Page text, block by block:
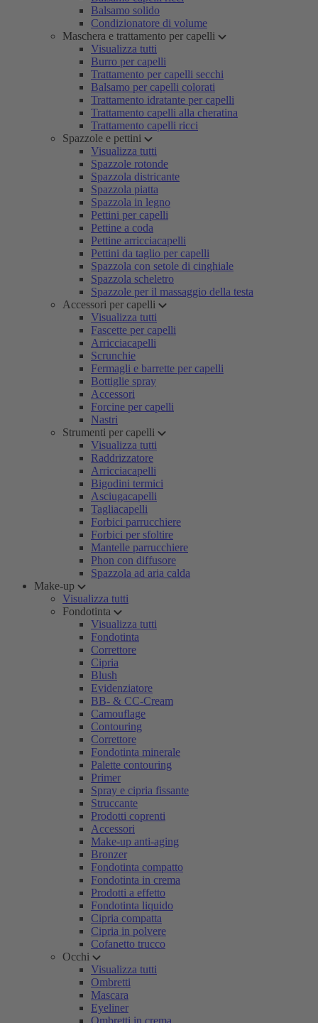
Balsamo solido
Condizionatore di volume
Maschera e trattamento per capelli
Visualizza tutti
Burro per capelli
Trattamento per capelli secchi
Balsamo per capelli colorati
Trattamento idratante per capelli
Trattamento capelli alla cheratina
Trattamento capelli ricci
Spazzole e pettini
Visualizza tutti
Spazzole rotonde
Spazzola districante
Spazzola piatta
Spazzola in legno
Pettini per capelli
Pettine a coda
Pettine arricciacapelli
Pettini da taglio per capelli
Spazzola con setole di cinghiale
Spazzola scheletro
Spazzole per il massaggio della testa
Accessori per capelli
Visualizza tutti
Fascette per capelli
Arricciacapelli
Scrunchie
Fermagli e barrette per capelli
Bottiglie spray
Accessori
Forcine per capelli
Nastri
Strumenti per capelli
Visualizza tutti
Raddrizzatore
Arricciacapelli
Bigodini termici
Asciugacapelli
Tagliacapelli
Forbici parrucchiere
Forbici per sfoltire
Mantelle parrucchiere
Phon con diffusore
Spazzola ad aria calda
Make-up
Visualizza tutti
Fondotinta
Visualizza tutti
Fondotinta
Correttore
Cipria
Blush
Evidenziatore
BB- & CC-Cream
Camouflage
Contouring
Correttore
Fondotinta minerale
Palette contouring
Primer
Spray e cipria fissante
Struccante
Prodotti coprenti
Accessori
Make-up anti-aging
Bronzer
Fondotinta compatto
Fondotinta in crema
Prodotti a effetto
Fondotinta liquido
Cipria compatta
Cipria in polvere
Cofanetto trucco
Occhi
Visualizza tutti
Ombretti
Mascara
Eyeliner
Ombretti in crema